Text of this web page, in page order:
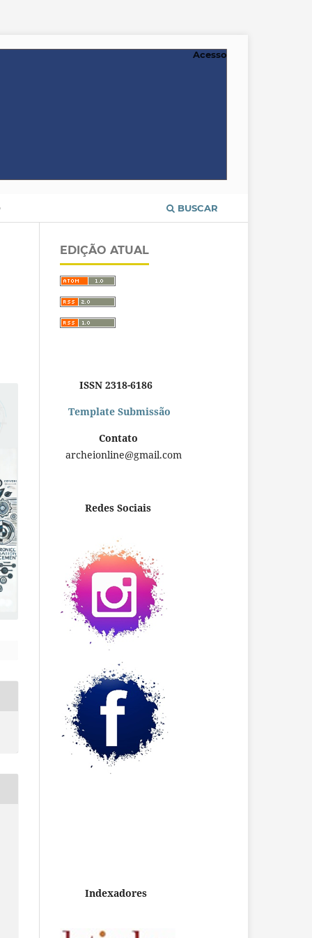
BUSCAR
Acesso
EDIÇÃO ATUAL
ISSN 2318-6186
Template Submissão
Contato
archeionline@gmail.com
Redes Sociais
Indexadores